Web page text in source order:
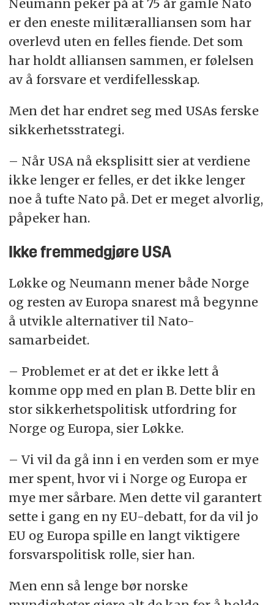
Neumann peker på at 75 år gamle Nato
er den eneste militæralliansen som har
overlevd uten en felles fiende. Det som
har holdt alliansen sammen, er følelsen
av å forsvare et verdifellesskap.
Men det har endret seg med USAs ferske
sikkerhetsstrategi.
– Når USA nå eksplisitt sier at verdiene
ikke lenger er felles, er det ikke lenger
noe å tufte Nato på. Det er meget alvorlig,
påpeker han.
Ikke fremmedgjøre USA
Løkke og Neumann mener både Norge
og resten av Europa snarest må begynne
å utvikle alternativer til Nato-
samarbeidet.
– Problemet er at det er ikke lett å
komme opp med en plan B. Dette blir en
stor sikkerhetspolitisk utfordring for
Norge og Europa, sier Løkke.
– Vi vil da gå inn i en verden som er mye
mer spent, hvor vi i Norge og Europa er
mye mer sårbare. Men dette vil garantert
sette i gang en ny EU-debatt, for da vil jo
EU og Europa spille en langt viktigere
forsvarspolitisk rolle, sier han.
Men enn så lenge bør norske